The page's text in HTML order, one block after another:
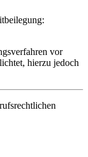
vor
hierzu jedoch